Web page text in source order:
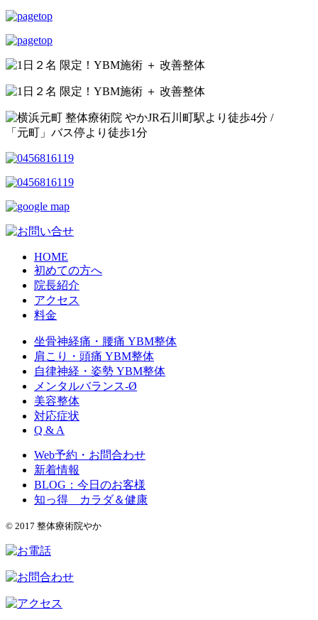
JR石川町駅より 徒歩4分 /
「元町」バス停より 徒歩1分
HOME
初めての方へ
院長紹介
アクセス
料金
坐骨神経痛・腰痛 YBM整体
肩こり・頭痛 YBM整体
自律神経・姿勢 YBM整体
メンタルバランス-Ø
美容整体
対応症状
Q & A
Web予約・お問合わせ
新着情報
BLOG：今日のお客様
知っ得 カラダ＆健康
© 2017 整体療術院やか